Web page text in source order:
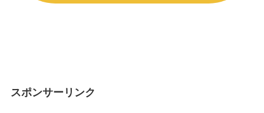
スポンサーリンク